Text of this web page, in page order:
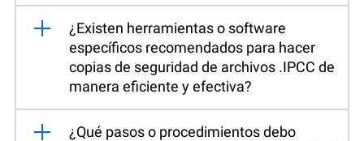
¿Existen herramientas o software
específicos recomendados para hacer
copias de seguridad de archivos .IPCC de
manera eficiente y efectiva?
¿Qué pasos o procedimientos debo